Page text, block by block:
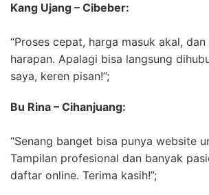
Kang Ujang – Cibeber:
“Proses cepat, harga masuk akal, dan
harapan. Apalagi bisa langsung
saya, keren pisan!”;
Bu Rina – Cihanjuang:
“Senang banget bisa punya website
Tampilan profesional dan banyak
daftar online. Terima kasih!”;